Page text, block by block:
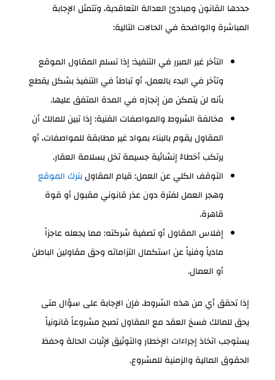
حددها القانون ومبادئ العدالة التعاقدية، وتتمثل الإجابة
المباشرة والواضحة في الحالات التالية:
التأخر غير المبرر في التنفيذ: إذا تسلم المقاول الموقع
وتأخر في البدء بالعمل، أو تباطأ في التنفيذ بشكل يقطع
بأنه لن يتمكن من إنجازه في المدة المتفق عليها.
مخالفة الشروط والمواصفات الفنية: إذا تبين للمالك أن
المقاول يقوم بالبناء بمواد غير مطابقة للمواصفات، أو
يرتكب أخطاءً إنشائية جسيمة تخل بسلامة العقار.
التوقف الكلي عن العمل: قيام المقاولبترك الموقع
وهجر العمل لفترة دون عذر قانوني مقبول أو قوة
قاهرة.
إفلاس المقاول أو تصفية شركته: مما يجعله عاجزاً
مادياً وفنياً عن استكمال التزاماته وحق مقاولين الباطن
أو العمال.
إذا تحقق أي من هذه الشروط، فإن الإجابة على سؤال متى
يحق للمالك فسخ العقد مع المقاول تصبح مشروعاً قانونياً
يستوجب اتخاذ إجراءات الإخطار والتوثيق لإثبات الحالة وحفظ
الحقوق المالية والزمنية للمشروع.